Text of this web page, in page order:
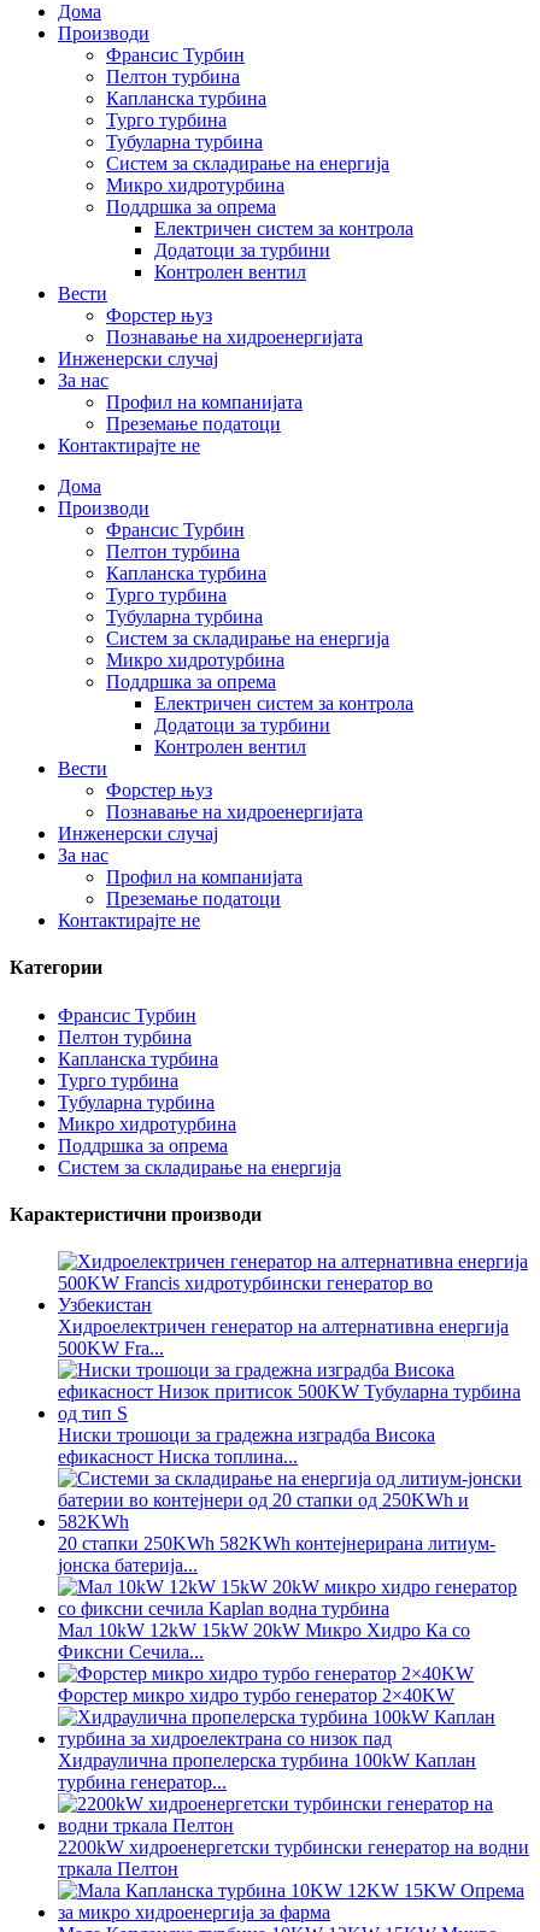
Дома
Производи
Франсис Турбин
Пелтон турбина
Капланска турбина
Турго турбина
Тубуларна турбина
Систем за складирање на енергија
Микро хидротурбина
Поддршка за опрема
Електричен систем за контрола
Додатоци за турбини
Контролен вентил
Вести
Форстер њуз
Познавање на хидроенергијата
Инженерски случај
За нас
Профил на компанијата
Преземање податоци
Контактирајте не
Дома
Производи
Франсис Турбин
Пелтон турбина
Капланска турбина
Турго турбина
Тубуларна турбина
Систем за складирање на енергија
Микро хидротурбина
Поддршка за опрема
Електричен систем за контрола
Додатоци за турбини
Контролен вентил
Вести
Форстер њуз
Познавање на хидроенергијата
Инженерски случај
За нас
Профил на компанијата
Преземање податоци
Контактирајте не
Категории
Франсис Турбин
Пелтон турбина
Капланска турбина
Турго турбина
Тубуларна турбина
Микро хидротурбина
Поддршка за опрема
Систем за складирање на енергија
Карактеристични производи
Хидроелектричен генератор на алтернативна енергија
500KW Fra...
Ниски трошоци за градежна изградба Висока
ефикасност Ниска топлина...
20 стапки 250KWh 582KWh контејнерирана литиум-
јонска батерија...
Мал 10kW 12kW 15kW 20kW Микро Хидро Ка со
Фиксни Сечила...
Форстер микро хидро турбо генератор 2×40KW
Хидраулична пропелерска турбина 100kW Каплан
турбина генератор...
2200kW хидроенергетски турбински генератор на водни
тркала Пелтон